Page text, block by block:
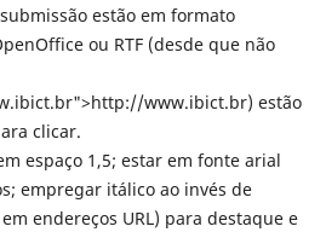
estão em formato
ou RTF (desde que não
www.ibict.br) estão
clicar.
espaço 1,5; estar em fonte arial
empregar itálico ao invés de
endereços URL) para destaque e